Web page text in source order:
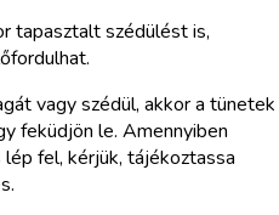
tapasztalt szédülést is,
vagy szédül, akkor a tünetek
feküdjön le. Amennyiben
fel, kérjük, tájékoztassa